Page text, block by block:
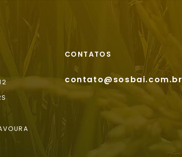
CONTATOS
contato@sosbai.com.br